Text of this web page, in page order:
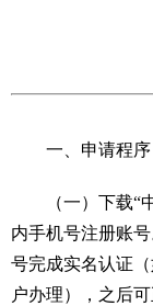
一、申请程序
（一）下载
内手机号注册账
号完成实名认证
户办理），之后可